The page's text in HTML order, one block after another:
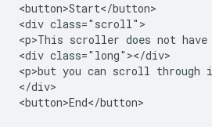
<button>Start</button>
<div class="scroll">
<p>This scroller does not
<div class="long"></div>
<p>but you can scroll through
</div>